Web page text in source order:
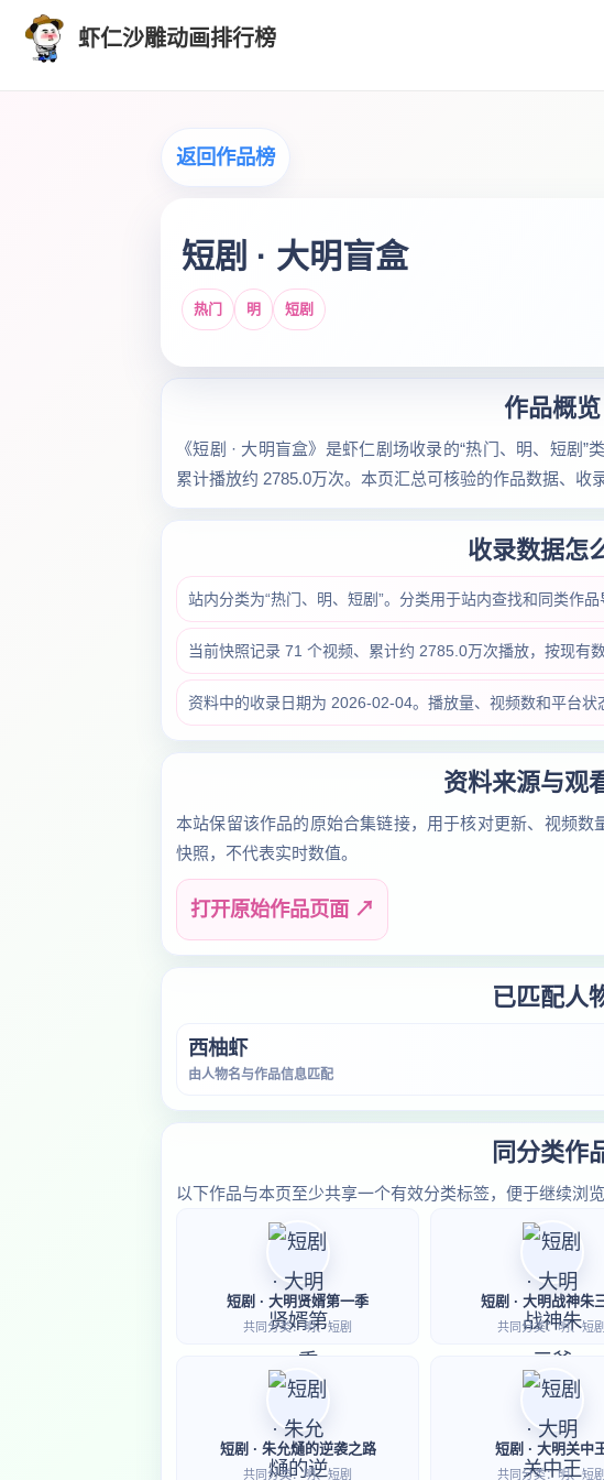
虾仁沙雕动画排行榜
返回作品榜
短剧 · 大明盲盒
热门 明 短剧
作品概览
《短剧 · 大明盲盒》是虾仁剧场收录的“热门、明、短剧”
累计播放约 2785.0万次。本页汇总可核验的作品数据、收
收录数据怎
站内分类为“热门、明、短剧”。分类用于站内查找和同类作
当前快照记录 71 个视频、累计约 2785.0万次播放，按现有
资料中的收录日期为 2026-02-04。播放量、视频数和平台状
资料来源与观
本站保留该作品的原始合集链接，用于核对更新、视频
快照，不代表实时数值。
打开原始作品页面 ↗
已匹配人
西柚虾
由人物名与作品信息匹配
同分类作
以下作品与本页至少共享一个有效分类标签，便于继续浏览
短剧 · 大明贤婿第一季
共同分类：明、短剧
短剧 · 大明战神朱
共同分类：明、短剧
短剧 · 朱允熥的逆袭之路
共同分类：明、短剧
短剧 · 大明关中
共同分类：明、短剧